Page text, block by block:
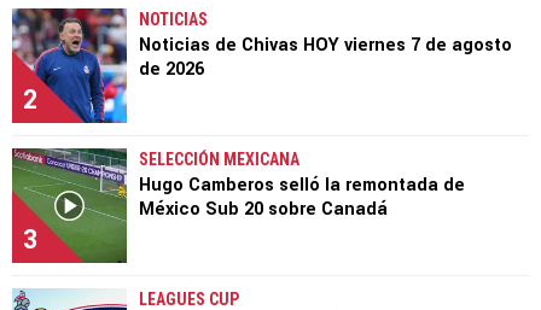
2
NOTICIAS
Noticias de Chivas HOY viernes 7 de agosto
de 2026
3
SELECCIÓN MEXICANA
Hugo Camberos selló la remontada de
México Sub 20 sobre Canadá
LEAGUES CUP